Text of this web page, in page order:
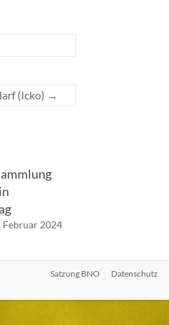
(Icko) →
Februar 2024
Satzung BNO Datenschutz